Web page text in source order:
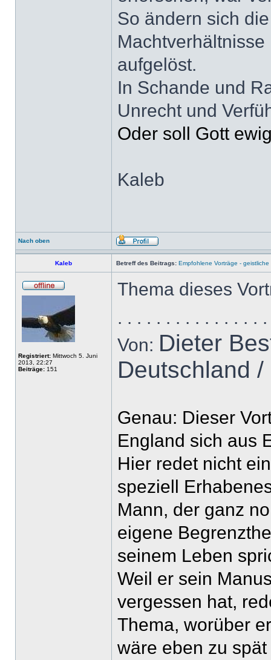
So ändern sich
aufgelöst.
In Schande und
Unrecht und
Oder soll Gott
Kaleb
Nach oben
Kaleb Betreff des Beitrags: Empfohlene Vorträge - geistliche
Registriert: Mittwoch 5. Juni
2013, 22:27
Beiträge: 151
Thema dieses
. . . . . . . . . . . . . . .
Von: Dieter
Deutschland
Genau: Dieser
England sich aus
Hier redet nicht
speziell
Mann, der ganz
eigene
seinem Leben
Weil er sein
vergessen hat,
Thema, worüber
wäre eben zu